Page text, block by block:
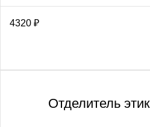
4320 ₽
Отделитель